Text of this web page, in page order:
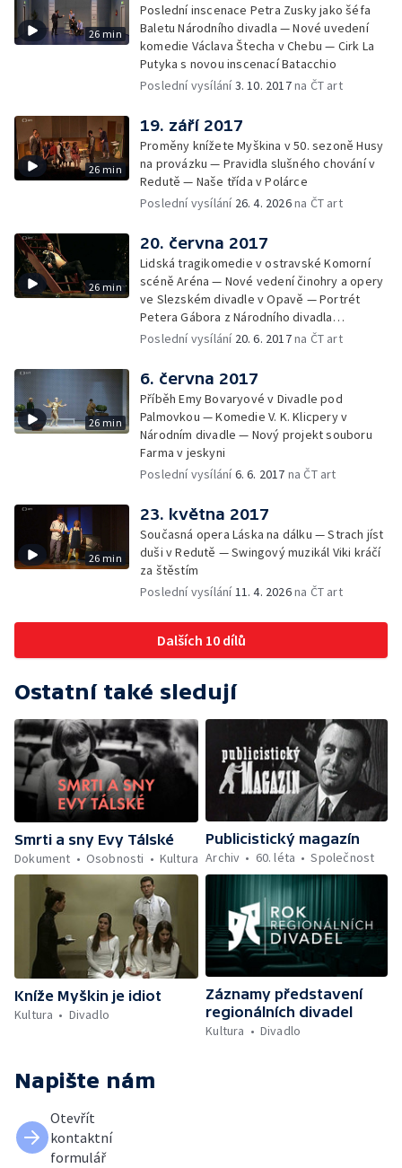
26 min
Poslední inscenace Petra Zusky jako šéfa
Baletu Národního divadla — Nové uvedení
komedie Václava Štecha v Chebu — Cirk La
Putyka s novou inscenací Batacchio
Poslední vysílání3. 10. 2017na ČT art
26 min
19. září 2017
Proměny knížete Myškina v 50. sezoně Husy
na provázku — Pravidla slušného chování v
Redutě — Naše třída v Polárce
Poslední vysílání 26. 4. 2026na ČT art
26 min
20. června 2017
Lidská tragikomedie v ostravské Komorní
scéně Aréna — Nové vedení činohry a opery
ve Slezském divadle v Opavě — Portrét
Petera Gábora z Národního divadla
moravskoslezského
Poslední vysílání 20. 6. 2017na ČT art
26 min
6. června 2017
Příběh Emy Bovaryové v Divadle pod
Palmovkou — Komedie V. K. Klicpery v
Národním divadle — Nový projekt souboru
Farma v jeskyni
Poslední vysílání6. 6. 2017 na ČT art
26 min
23. května 2017
Současná opera Láska na dálku — Strach jíst
duši v Redutě — Swingový muzikál Viki kráčí
za štěstím
Poslední vysílání11. 4. 2026na ČT art
Dalších 10 dílů
Ostatní také sledují
Smrti a sny Evy Tálské
Dokument
Osobnosti Kultura
Publicistický magazín
Archiv
60. léta Společnost
Kníže Myškin je idiot
Kultura
Divadlo
Záznamy představení
regionálních divadel
Kultura
Divadlo
Napište nám
Otevřít
kontaktní
formulář